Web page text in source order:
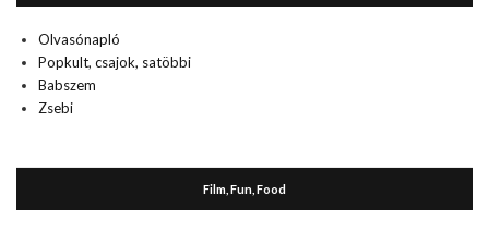
Olvasónapló
Popkult, csajok, satöbbi
Babszem
Zsebi
Film, Fun, Food